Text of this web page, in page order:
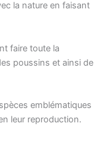
la nature en faisant
faire toute la
poussins et ainsi de
emblématiques
leur reproduction.